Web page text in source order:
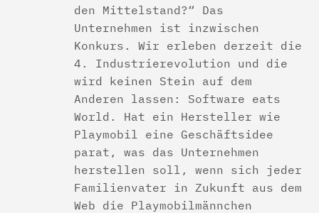
den Mittelstand?“ Das
Unternehmen ist inzwischen
Konkurs. Wir erleben derzeit die
4. Industrierevolution und die
wird keinen Stein auf dem
Anderen lassen: Software eats
World. Hat ein Hersteller wie
Playmobil eine Geschäftsidee
parat, was das Unternehmen
herstellen soll, wenn sich jeder
Familienvater in Zukunft aus dem
Web die Playmobilmännchen